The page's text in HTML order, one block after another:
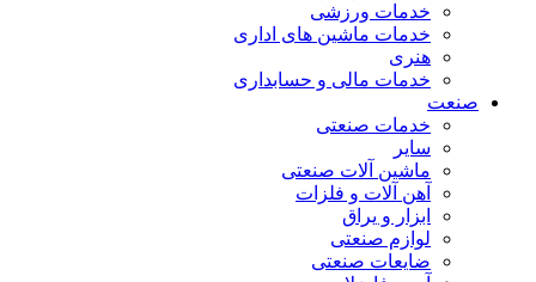
خدمات ورزشی
خدمات ماشین های اداری
هنری
خدمات مالی و حسابداری
صنعت
خدمات صنعتی
سایر
ماشین آلات صنعتی
آهن آلات و فلزات
ابزار و یراق
لوازم صنعتی
ضایعات صنعتی